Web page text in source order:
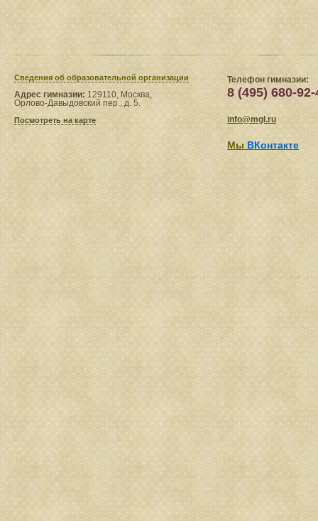
Сведения​ об образовательной организации
Адрес гимназии: 129110, Москва,
Орлово-Давыдовский пер., д. 5.
Посмотреть на карте
Телефон гимназии:
8 (495) 680-92-
info@mgl.ru
Мы ВКонтакте